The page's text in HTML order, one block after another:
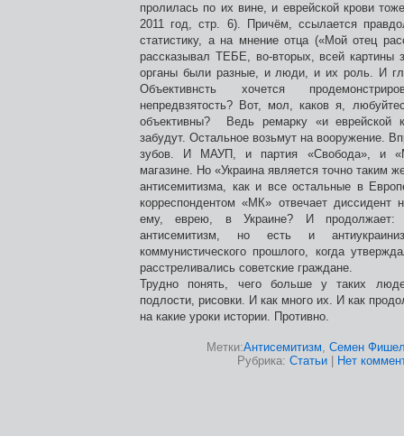
пролилась по их вине, и еврейской крови
2011 год, стр. 6). Причём, ссылается
статистику, а на мнение отца («Мой отец
рассказывал ТЕБЕ, во-вторых, всей картины
органы были разные, и люди, и их роль. И
Объективнсть хочется
непредвзятость? Вот, мол, каков я,
объективны? Ведь ремарку «и еврейской
забудут. Остальное возьмут на вооружение.
зубов. И МАУП, и партия «Свобода», и
магазине. Но «Украина является точно таким
антисемитизма, как и все остальные в
корреспондентом «МК» отвечает диссидент
ему, еврею, в Украине? И
антисемитизм, но есть и
коммунистического прошлого, когда
расстреливались советские граждане.
Трудно понять, чего больше у таких
подлости, рисовки. И как много их. И как
на какие уроки истории. Противно.
Метки:Антисемитизм, Семен
Рубрика: Статьи Нет